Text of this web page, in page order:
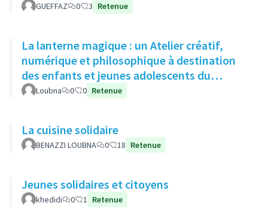
GUEFFAZ 0 3 Retenue
La lanterne magique : un Atelier créatif,
numérique et philosophique à destination
des enfants et jeunes adolescents du
quartier
Loubna 0 0 Retenue
La cuisine solidaire
BENAZZI LOUBNA 0 18 Retenue
Jeunes solidaires et citoyens
khedidi 0 1 Retenue